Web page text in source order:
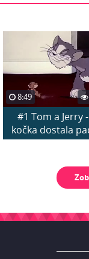
8:49
#1 Tom a Jerry -
kočka dostala